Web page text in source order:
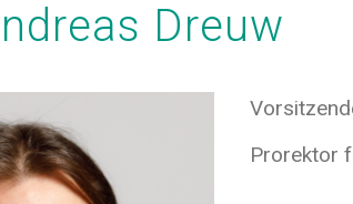
Dreuw
Prorektor